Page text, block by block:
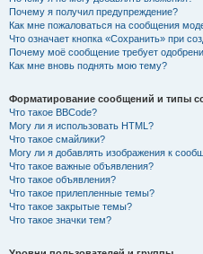
Почему я получил предупреждение?
Как мне пожаловаться на сообщения
Что означает кнопка «Сохранить» при
Почему моё сообщение требует
Как мне вновь поднять мою тему?
Форматирование сообщений и типы
Что такое BBCode?
Могу ли я использовать HTML?
Что такое смайлики?
Могу ли я добавлять изображения к
Что такое важные объявления?
Что такое объявления?
Что такое прилепленные темы?
Что такое закрытые темы?
Что такое значки тем?